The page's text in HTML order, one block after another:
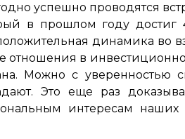
успешно проводятся
в прошлом году
динамика во
отношения в
Можно с уверенностью
Это еще раз
интересам наших